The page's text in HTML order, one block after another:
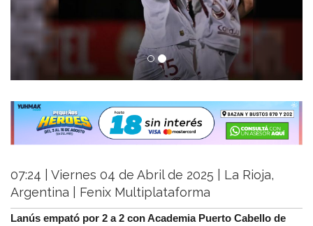
07:24 | Viernes 04 de Abril de 2025 | La Rioja,
Argentina | Fenix Multiplataforma
Lanús empató por 2 a 2 con Academia Puerto Cabello de